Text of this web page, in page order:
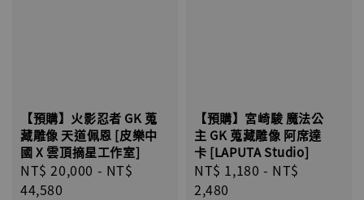
【預購】火影忍者 GK 蒐
藏雕像 天道佩恩 [皮樂中
國 X 雲頂摘星工作室]
Regular
price
NT$ 20,000 - NT$
44,580
【預購】宮崎駿 魔法公
主 GK 蒐藏雕像 阿席達
卡 [LAPUTA Studio]
Regular
price
NT$ 1,180 - NT$
2,480